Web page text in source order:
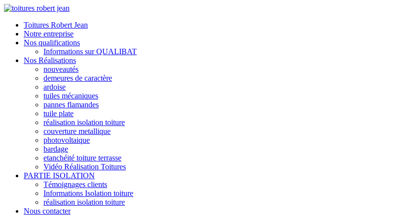
Toitures Robert Jean
Notre entreprise
Nos qualifications
Informations sur QUALIBAT
Nos Réalisations
nouveautés
demeures de caractère
ardoise
tuiles mécaniques
pannes flamandes
tuile plate
réalisation isolation toiture
couverture metallique
photovoltaique
bardage
etanchéité toiture terrasse
Vidéo Réalisation Toitures
PARTIE ISOLATION
Témoignages clients
Informations Isolation toiture
réalisation isolation toiture
Nous contacter